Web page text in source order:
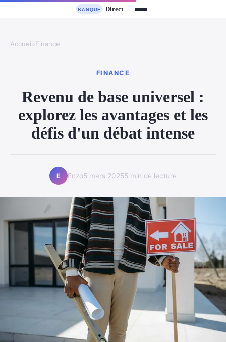
Accueil›Finance
FINANCE
Revenu de base universel :
explorez les avantages et les
défis d'un débat intense
E Enzo5 mars 20255 min de lecture